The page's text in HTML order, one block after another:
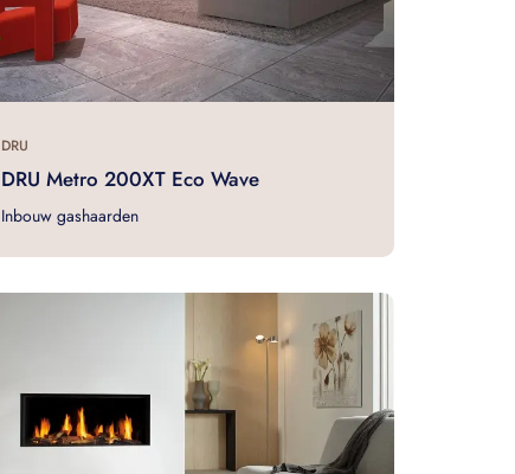
DRU
DRU Metro 200XT Eco Wave
Inbouw gashaarden